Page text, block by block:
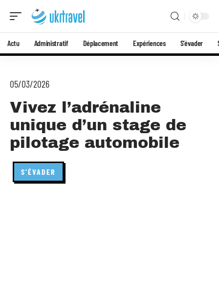
Actu Administratif Déplacement Expériences S’évader
05/03/2026
Vivez l’adrénaline
unique d’un stage de
pilotage automobile
S'ÉVADER